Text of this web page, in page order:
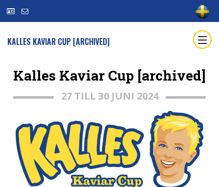
KALLES KAVIAR CUP [ARCHIVED]
Kalles Kaviar Cup [archived]
27 TILL 30 JUNI 2024